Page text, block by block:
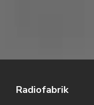
Radiofabrik